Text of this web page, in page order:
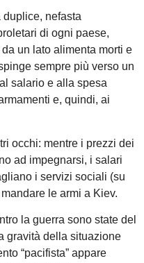
nefasta
di ogni paese,
un lato alimenta morti e
sempre più verso un
salario e alla spesa
e, quindi, ai
occhi: mentre i prezzi dei
ad impegnarsi, i salari
i servizi sociali (su
le armi a Kiev.
la guerra sono state del
gravità della situazione
“pacifista” appare